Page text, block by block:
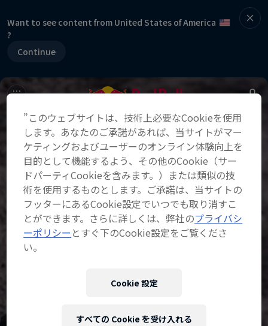
Want to see content from United States of America
?
Continue
”このウェブサイトは、技術上必要なCookieを使用
します。あなたのご承諾があれば、当サイトがマー
ケティングおよびユーザーのオンライン体験向上を
目的として機能するよう、その他のCookie（サー
ドパーティCookieを含みます。）または類似の技
術を使用するものとします。ご承諾は、当サイトの
フッターにあるCookie設定でいつでも取り消すこ
とができます。さらに詳しくは、弊社のプライバシ
ーポリシー とすぐ下のCookie設定をご覧くださ
い。
Cookie 設定
すべての Cookie を受け入れる